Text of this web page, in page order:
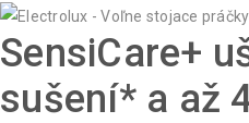
SensiCare+
sušení* a až